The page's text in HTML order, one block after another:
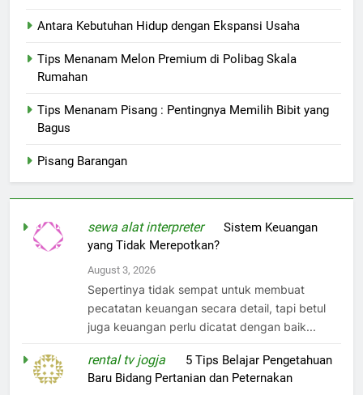
Antara Kebutuhan Hidup dengan Ekspansi Usaha
Tips Menanam Melon Premium di Polibag Skala
Rumahan
Tips Menanam Pisang : Pentingnya Memilih Bibit yang
Bagus
Pisang Barangan
sewa alat interpreteronSistem Keuangan
yang Tidak Merepotkan?
August 3, 2026
Sepertinya tidak sempat untuk membuat
pecatatan keuangan secara detail, tapi betul
juga keuangan perlu dicatat dengan baik...
rental tv jogja
5 Tips Belajar Pengetahuan
Baru Bidang Pertanian dan Peternakan